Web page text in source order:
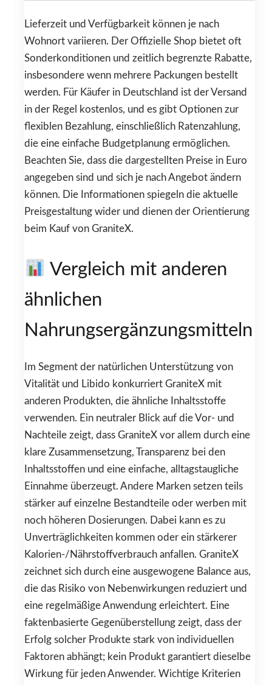
Lieferzeit und Verfügbarkeit können je nach
Wohnort variieren. Der Offizielle Shop bietet oft
Sonderkonditionen und zeitlich begrenzte Rabatte,
insbesondere wenn mehrere Packungen bestellt
werden. Für Käufer in Deutschland ist der Versand
in der Regel kostenlos, und es gibt Optionen zur
flexiblen Bezahlung, einschließlich Ratenzahlung,
die eine einfache Budgetplanung ermöglichen.
Beachten Sie, dass die dargestellten Preise in Euro
angegeben sind und sich je nach Angebot ändern
können. Die Informationen spiegeln die aktuelle
Preisgestaltung wider und dienen der Orientierung
beim Kauf von GraniteX.
Vergleich mit anderen
ähnlichen
Nahrungsergänzungsmitteln
Im Segment der natürlichen Unterstützung von
Vitalität und Libido konkurriert GraniteX mit
anderen Produkten, die ähnliche Inhaltsstoffe
verwenden. Ein neutraler Blick auf die Vor- und
Nachteile zeigt, dass GraniteX vor allem durch eine
klare Zusammensetzung, Transparenz bei den
Inhaltsstoffen und eine einfache, alltagstaugliche
Einnahme überzeugt. Andere Marken setzen teils
stärker auf einzelne Bestandteile oder werben mit
noch höheren Dosierungen. Dabei kann es zu
Unverträglichkeiten kommen oder ein stärkerer
Kalorien-/Nährstoffverbrauch anfallen. GraniteX
zeichnet sich durch eine ausgewogene Balance aus,
die das Risiko von Nebenwirkungen reduziert und
eine regelmäßige Anwendung erleichtert. Eine
faktenbasierte Gegenüberstellung zeigt, dass der
Erfolg solcher Produkte stark von individuellen
Faktoren abhängt; kein Produkt garantiert dieselbe
Wirkung für jeden Anwender. Wichtige Kriterien